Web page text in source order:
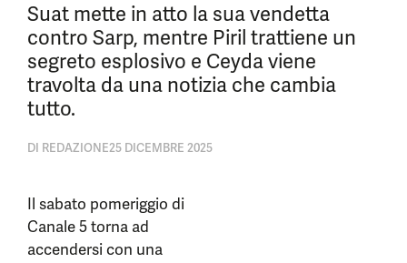
Suat mette in atto la sua vendetta
contro Sarp, mentre Piril trattiene un
segreto esplosivo e Ceyda viene
travolta da una notizia che cambia
tutto.
DI REDAZIONE25 DICEMBRE 2025
Il sabato pomeriggio di
Canale 5 torna ad
accendersi con una